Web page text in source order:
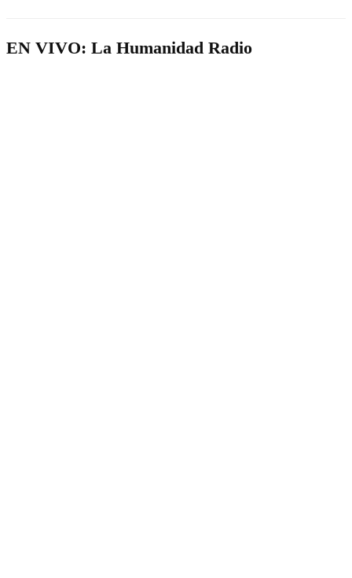
EN VIVO: La Humanidad Radio